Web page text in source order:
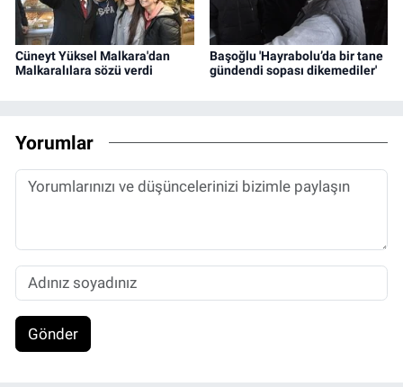
Cüneyt Yüksel Malkara'dan
Malkaralılara sözü verdi
Başoğlu 'Hayrabolu’da bir tane
gündendi sopası dikemediler'
Yorumlar
Gönder